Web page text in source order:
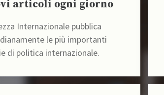
articoli ogni giorno
Internazionale pubblica
le più importanti
di politica internazionale.